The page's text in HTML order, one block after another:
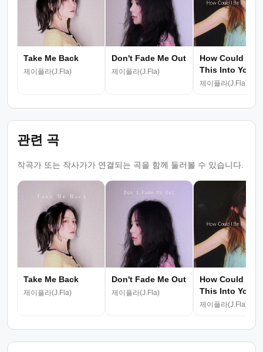
Take Me Back
제이플라(J.Fla)
Don't Fade Me Out
제이플라(J.Fla)
How Could I Be
This Into You
제이플라(J.Fla)
관련 곡
작곡가 또는 작사가가 연결되는 곡을 함께 둘러볼 수 있습니다.
Take Me Back
제이플라(J.Fla)
Don't Fade Me Out
제이플라(J.Fla)
How Could I Be
This Into You
제이플라(J.Fla)